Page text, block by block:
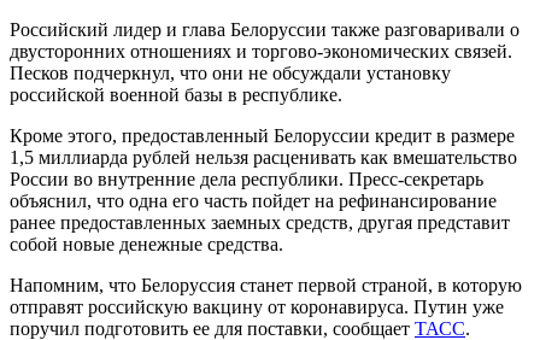
Российский лидер и глава Белоруссии также разговаривали о
двусторонних отношениях и торгово-экономических связей.
Песков подчеркнул, что они не обсуждали установку
российской военной базы в республике.
Кроме этого, предоставленный Белоруссии кредит в размере
1,5 миллиарда рублей нельзя расценивать как вмешательство
России во внутренние дела республики. Пресс-секретарь
объяснил, что одна его часть пойдет на рефинансирование
ранее предоставленных заемных средств, другая представит
собой новые денежные средства.
Напомним, что Белоруссия станет первой страной, в которую
отправят российскую вакцину от коронавируса. Путин уже
поручил подготовить ее для поставки, сообщает ТАСС.